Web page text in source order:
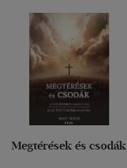
Megtérések és csodák